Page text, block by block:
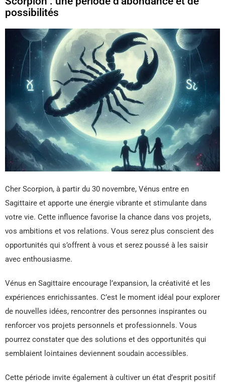
possibilités
Cher Scorpion, à partir du 30 novembre, Vénus entre en
Sagittaire et apporte une énergie vibrante et stimulante dans
votre vie. Cette influence favorise la chance dans vos projets,
vos ambitions et vos relations. Vous serez plus conscient des
opportunités qui s’offrent à vous et serez poussé à les saisir
avec enthousiasme.
Vénus en Sagittaire encourage l’expansion, la créativité et les
expériences enrichissantes. C’est le moment idéal pour explorer
de nouvelles idées, rencontrer des personnes inspirantes ou
renforcer vos projets personnels et professionnels. Vous
pourrez constater que des solutions et des opportunités qui
semblaient lointaines deviennent soudain accessibles.
Cette période invite également à cultiver un état d’esprit positif